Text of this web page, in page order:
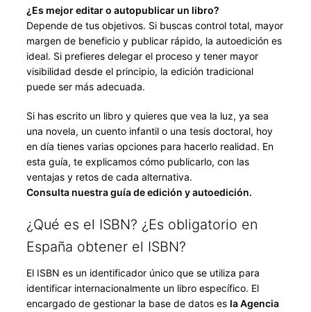
¿Es mejor editar o autopublicar un libro?
Depende de tus objetivos. Si buscas control total, mayor
margen de beneficio y publicar rápido, la autoedición es
ideal. Si prefieres delegar el proceso y tener mayor
visibilidad desde el principio, la edición tradicional
puede ser más adecuada.
Si has escrito un libro y quieres que vea la luz, ya sea
una novela, un cuento infantil o una tesis doctoral, hoy
en día tienes varias opciones para hacerlo realidad. En
esta guía, te explicamos cómo publicarlo, con las
ventajas y retos de cada alternativa.
Consulta nuestra guía de edición y autoedición.
¿Qué es el ISBN? ¿Es obligatorio en
España obtener el ISBN?
El ISBN es un identificador único que se utiliza para
identificar internacionalmente un libro específico. El
encargado de gestionar la base de datos es la Agencia